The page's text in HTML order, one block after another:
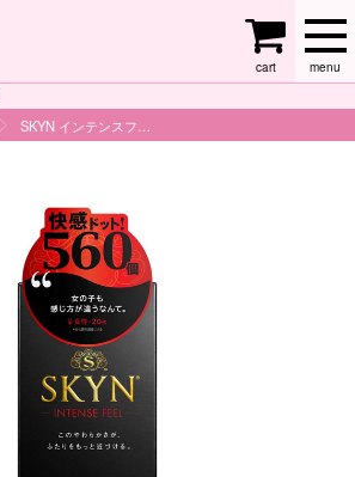
menu
cart